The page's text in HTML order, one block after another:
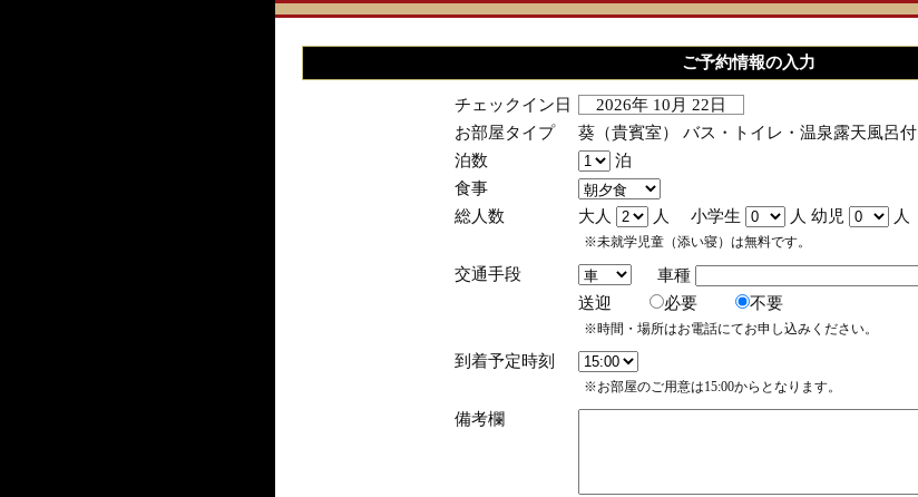
ご予約情報の入力
チェックイン日
2026年 10月 22日
お部屋タイプ
葵（貴賓室） バス・トイレ・温泉露天風呂付
泊数
泊
食事
総人数
大人 人 小学生 人 幼児 人
※未就学児童（添い寝）は無料です。
交通手段
車種
送迎
必要 不要
※時間・場所はお電話にてお申し込みください。
到着予定時刻
※お部屋のご用意は15:00からとなります。
備考欄